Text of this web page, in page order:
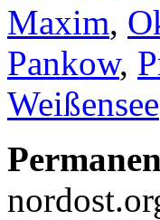
Maxim,
Pankow,
Weißensee